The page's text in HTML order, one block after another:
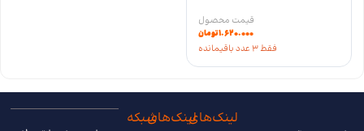
۱.۶۲۰.۰۰۰تومان
فقط 3 عدد باقیمانده
لینک‌هایلینک‌هایشبکه